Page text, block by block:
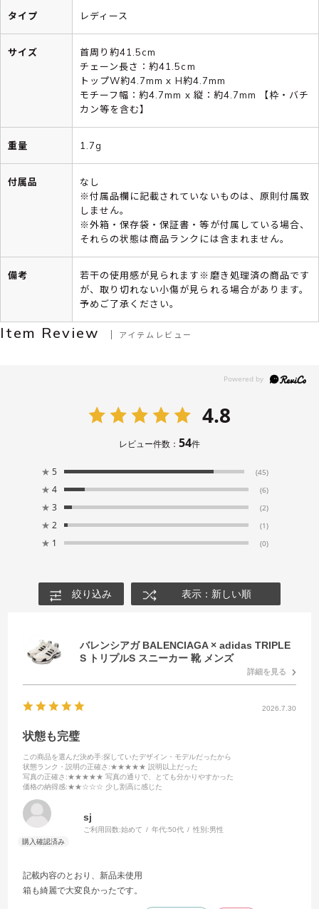
タイプ レディース
サイズ
首周り約41.5cm
チェーン長さ：約41.5cm
トップW約4.7mm x H約4.7mm
モチーフ幅：約4.7mm x 縦：約4.7mm 【枠・バチ
カン等を含む】
重量 1.7g
付属品
なし
※付属品欄に記載されていないものは、原則付属致
しません。
※外箱・保存袋・保証書・等が付属している場合、
それらの状態は商品ランクには含まれません。
備考
若干の使用感が見られます※磨き処理済の商品です
が、取り切れない小傷が見られる場合があります。
予めご了承ください。
Item Review アイテムレビュー
4.8
レビュー件数： 54件
★ 5 (45)
★ 4 (6)
★ 3 (2)
★ 2 (1)
★ 1 (0)
絞り込み 表示：新しい順
バレンシアガ BALENCIAGA × adidas TRIPLE
S トリプルS スニーカー 靴 メンズ
詳細を見る
2026.7.30
状態も完璧
この商品を選んだ決め手:探していたデザイン・モデルだったから
状態ランク・説明の正確さ :★★★★★ 説明以上だった
写真の正確さ :★★★★★ 写真の通りで、とても分かりやすかった
価格の納得感:★★☆☆☆ 少し割高に感じた
sj
ご利用回数:始めて 年代:50代 性別:男性
記載内容のとおり、新品未使用
箱も綺麗で大変良かったです。